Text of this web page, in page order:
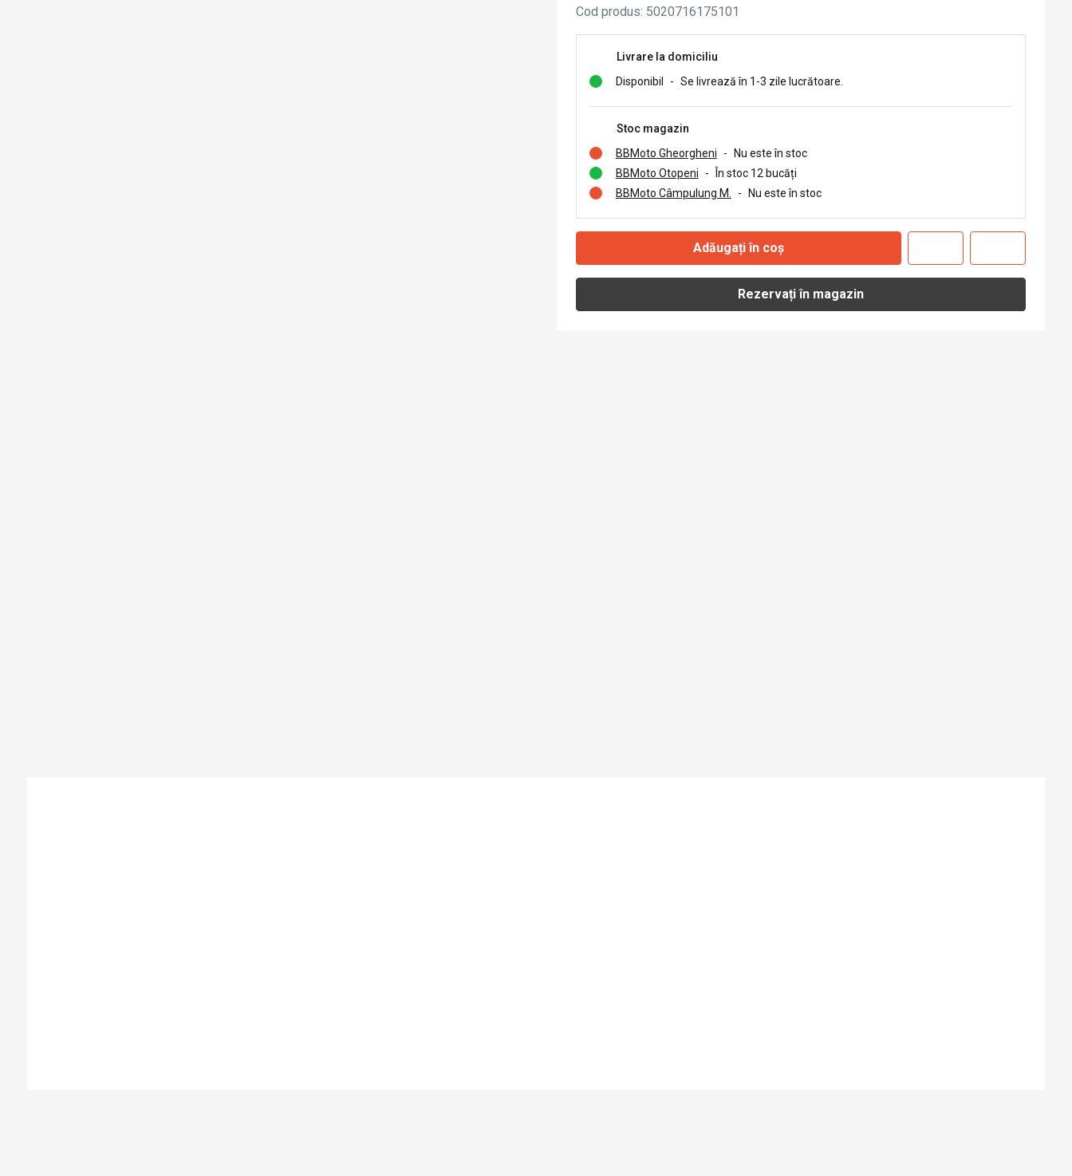
Cod produs: 5020716175101
Livrare la domiciliu
Disponibil
- Se livrează în 1-3 zile lucrătoare.
Stoc magazin
BBMoto Gheorgheni
- Nu este în stoc
BBMoto Otopeni
- În stoc 12 bucăți
BBMoto Câmpulung M.
- Nu este în stoc
Adăugați în coș
Rezervați în magazin